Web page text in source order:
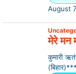
August
मेरे मन
कुमारी